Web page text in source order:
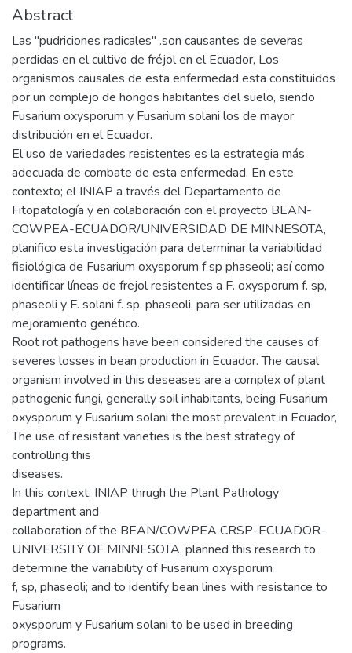
Abstract
Las "pudriciones radicales" .son causantes de severas
perdidas en el cultivo de fréjol en el Ecuador, Los
organismos causales de esta enfermedad esta constituidos
por un complejo de hongos habitantes del suelo, siendo
Fusarium oxysporum y Fusarium solani los de mayor
distribución en el Ecuador.
El uso de variedades resistentes es la estrategia más
adecuada de combate de esta enfermedad. En este
contexto; el INIAP a través del Departamento de
Fitopatología y en colaboración con el proyecto BEAN-
COWPEA-ECUADOR/UNIVERSIDAD DE MINNESOTA,
planifico esta investigación para determinar la variabilidad
fisiológica de Fusarium oxysporum f sp phaseoli; así como
identificar líneas de frejol resistentes a F. oxysporum f. sp,
phaseoli y F. solani f. sp. phaseoli, para ser utilizadas en
mejoramiento genético.
Root rot pathogens have been considered the causes of
severes losses in bean production in Ecuador. The causal
organism involved in this deseases are a complex of plant
pathogenic fungi, generally soil inhabitants, being Fusarium
oxysporum y Fusarium solani the most prevalent in Ecuador,
The use of resistant varieties is the best strategy of
controlling this
diseases.
In this context; INIAP thrugh the Plant Pathology
department and
collaboration of the BEAN/COWPEA CRSP-ECUADOR-
UNIVERSITY OF MINNESOTA, planned this research to
determine the variability of Fusarium oxysporum
f, sp, phaseoli; and to identify bean lines with resistance to
Fusarium
oxysporum y Fusarium solani to be used in breeding
programs.